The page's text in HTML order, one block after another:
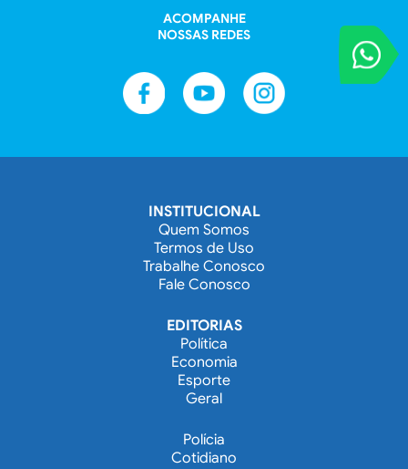
VOCÊ
Entre em
ACOMPANHE
NOSSAS REDES
INSTITUCIONAL
Quem Somos
Termos de Uso
Trabalhe Conosco
Fale Conosco
EDITORIAS
Política
Economia
Esporte
Geral
Polícia
Cotidiano